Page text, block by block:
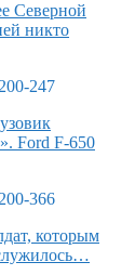
Северной
никто
Ford F-650
которым